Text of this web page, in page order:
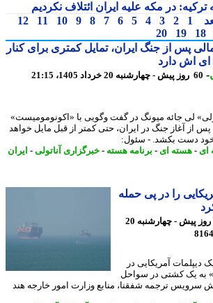
در مکه علیه ایران ائتلاف نکردیم
1
2
3
4
5
6
7
8
9
10
11
12
19
20
از جنگ ایران، تمایل کمتری برای کنار
دارد
21:15
لی جائه میونگ در گفت وگویی با «اکونومومیست»
جنگ در ایران، حتی کمتر از قبل مایل خواهد
دست بکشد. - سئول:
هسته ای- برنامه هسته-خبرگزاری آناتولی-ایران
را در پی حمله
60 روز پیش - چهارشنبه 20
آمریکایی در
یک کشتی در سواحل
ترجمه شفقنا، منابع وزارت امور خارجه هند